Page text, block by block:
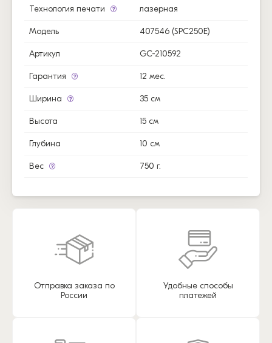
Технология печати лазерная
Модель 407546 (SPC250E)
Артикул GC-210592
Гарантия 12 мес.
Ширина 35 см
Высота 15 см
Глубина 10 см
Вес 750 г.
Отправка заказа по
России
Удобные способы
платежей